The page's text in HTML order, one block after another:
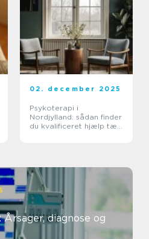
02. december 2025
Psykoterapi i
Nordjylland: sådan finder
du kvalificeret hjælp tæt
diagnose og